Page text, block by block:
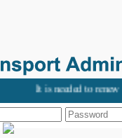
It is needed to renew